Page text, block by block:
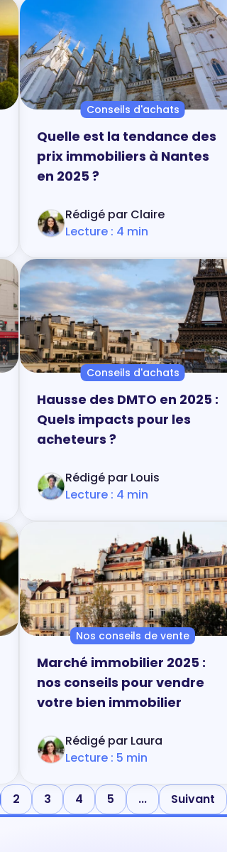
Conseils d'achats
Quelle est la tendance des
prix immobiliers à Nantes
en 2025 ?
Rédigé par Claire
Lecture : 4 min
Conseils d'achats
Hausse des DMTO en 2025 :
Quels impacts pour les
acheteurs ?
Rédigé par Louis
Lecture : 4 min
Nos conseils de vente
Marché immobilier 2025 :
nos conseils pour vendre
votre bien immobilier
Rédigé par Laura
Lecture : 5 min
2 3 4 5 ... Suivant